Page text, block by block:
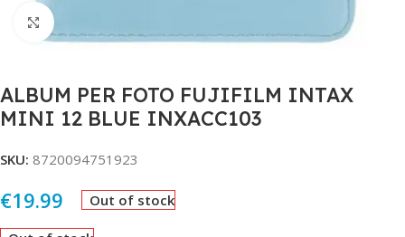
Click to enlarge
ALBUM PER FOTO FUJIFILM INTAX
MINI 12 BLUE INXACC103
SKU: 8720094751923
€19.99 Out of stock